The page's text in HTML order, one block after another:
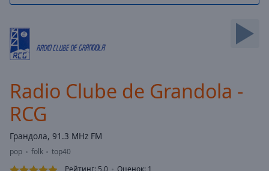
Skip
Skip
Forward
Mute
Duration-:-
Loaded:
0.00%
Stream
Type LIVE
Radio Clube de Grandola -
RCG
Грандола, 91.3 MHz FM
pop folk
top40
Рейтинг: 5.0 Оценок: 1